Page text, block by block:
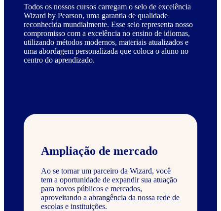
Todos os nossos cursos carregam o selo de excelência
Wizard by Pearson, uma garantia de qualidade
reconhecida mundialmente. Esse selo representa nosso
compromisso com a excelência no ensino de idiomas,
utilizando métodos modernos, materiais atualizados e
uma abordagem personalizada que coloca o aluno no
centro do aprendizado.
Ampliação de mercado
Ao se tornar um parceiro da Wizard, você
tem a oportunidade de expandir sua atuação
para novos públicos e mercados,
aproveitando a abrangência da nossa rede de
escolas e instituições.